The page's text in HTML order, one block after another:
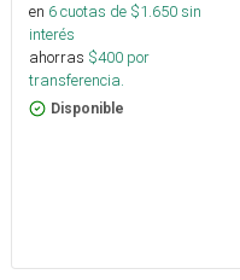
en 6cuotas de $1.650sin
interés
ahorras $400 por
transferencia.
Disponible